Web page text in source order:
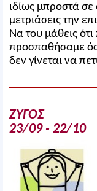
ιδίως μπροστά
μετριάσεις την
Να του μάθεις
προσπαθήσαμε
δεν γίνεται να
ΖΥΓΟΣ
23/09 - 22/10